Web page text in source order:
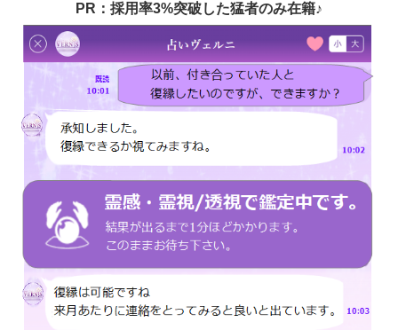
PR：採用率3%突破した猛者のみ在籍♪